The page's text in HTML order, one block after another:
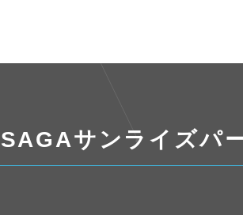
SAGAサンライズパ